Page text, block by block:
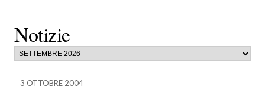
Notizie
3 OTTOBRE 2004